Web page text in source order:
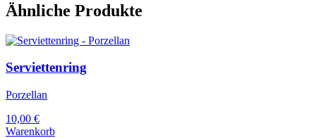
Ähnliche Produkte
Serviettenring
Porzellan
10,00 €
Warenkorb